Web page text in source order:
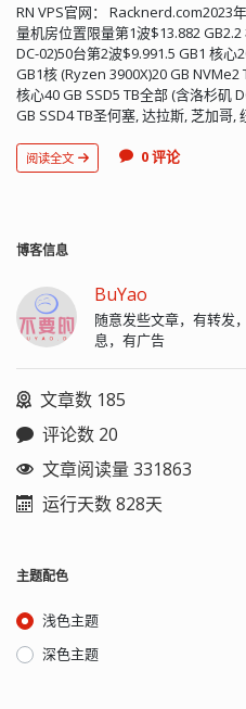
RN VPS官网： Racknerd.com2023
量机房位置限量第1波$13.882
DC-02)50台第2波$9.991.5 GB1 核心
GB1核 (Ryzen 3900X)20 GB
核心40 GB SSD5 TB全部 (含洛杉矶
GB SSD4 TB圣何塞, 达拉斯, 芝加哥,
阅读全文 0 评论
博客信息
BuYao
随意发些文章，有转发
息，有广告
文章数 185
评论数 20
文章阅读量 331863
运行天数 828天
主题配色
浅色主题
深色主题